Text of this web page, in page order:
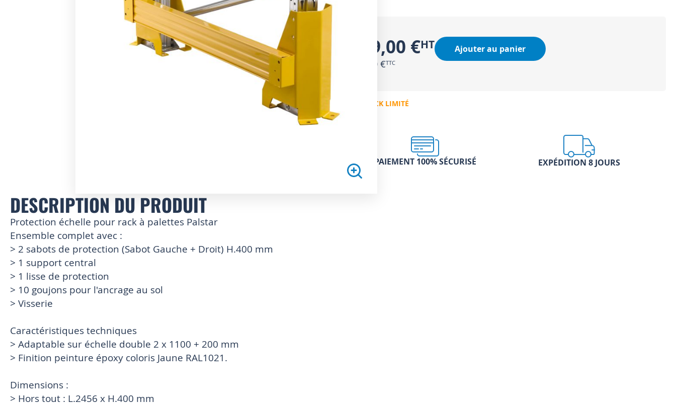
Skip
the
beginning
of
the
images
gallery
189,00 €
226,80 €
Ajouter au panier
EN STOCK LIMITÉ
PAIEMENT 100% SÉCURISÉ EXPÉDITION 8 JOURS
DESCRIPTION DU PRODUIT
Protection échelle pour rack à palettes Palstar
Ensemble complet avec :
> 2 sabots de protection (Sabot Gauche + Droit) H.400 mm
> 1 support central
> 1 lisse de protection
> 10 goujons pour l'ancrage au sol
> Visserie
Caractéristiques techniques
> Adaptable sur échelle double 2 x 1100 + 200 mm
> Finition peinture époxy coloris Jaune RAL1021.
Dimensions :
> Hors tout : L.2456 x H.400 mm